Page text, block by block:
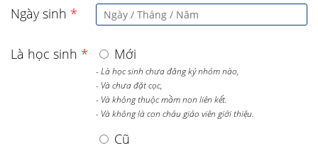
Ngày sinh *
Là học sinh * Mới
- Là học sinh chưa đăng ký nhóm nào,
- Và chưa đặt cọc,
- Và không thuộc mầm non liên kết.
- Và không là con cháu giáo viên giới thiệu.
Cũ